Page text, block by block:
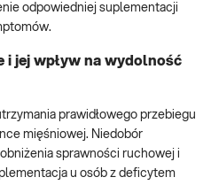
odpowiedniej suplementacji
i jej wpływ na wydolność
prawidłowego przebiegu
mięśniowej. Niedobór
sprawności ruchowej i
u osób z deficytem